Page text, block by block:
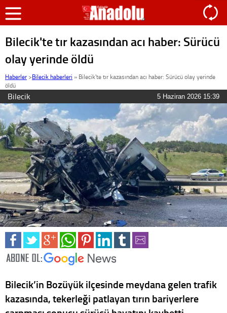
Bilecik'te tır kazasından acı haber: Sürücü
olay yerinde öldü
Haberler >Bilecik haberleri » Bilecik'te tır kazasından acı haber: Sürücü olay yerinde
öldü
Bilecik 5 Haziran 2026 15:39
Bilecik’in Bozüyük ilçesinde meydana gelen trafik
kazasında, tekerleği patlayan tırın bariyerlere